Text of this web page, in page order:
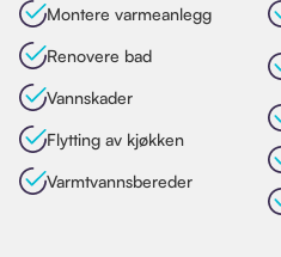
Montere varmeanlegg
Renovere bad
Vannskader
Flytting av kjøkken
Varmtvannsbereder